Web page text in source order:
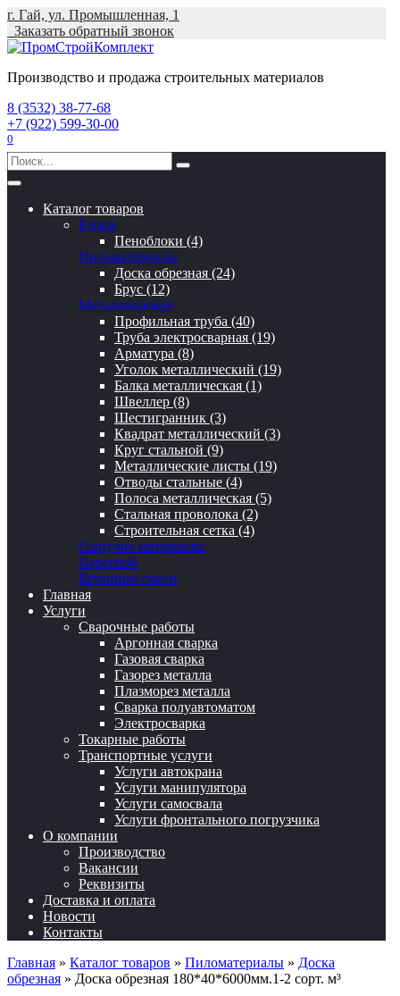
Перейти
содержанию
г. Гай, ул. Промышленная, 1
Заказать обратный звонок
Производство и продажа строительных материалов
8 (3532) 38-77-68
+7 (922) 599-30-00
0
Search
for:
Каталог товаров
Блоки
Пеноблоки (4)
Пиломатериалы
Доска обрезная (24)
Брус (12)
Металлопрокат
Профильная труба (40)
Труба электросварная (19)
Арматура (8)
Уголок металлический (19)
Балка металлическая (1)
Швеллер (8)
Шестигранник (3)
Квадрат металлический (3)
Круг стальной (9)
Металлические листы (19)
Отводы стальные (4)
Полоса металлическая (5)
Стальная проволока (2)
Строительная сетка (4)
Сыпучие материалы
Перегной
Бетонные смеси
Главная
Услуги
Сварочные работы
Аргонная сварка
Газовая сварка
Газорез металла
Плазморез металла
Сварка полуавтоматом
Электросварка
Токарные работы
Транспортные услуги
Услуги автокрана
Услуги манипулятора
Услуги самосвала
Услуги фронтального погрузчика
О компании
Производство
Вакансии
Реквизиты
Доставка и оплата
Новости
Контакты
Главная » Каталог товаров » Пиломатериалы » Доска
обрезная » Доска обрезная 180*40*6000мм.1-2 сорт. м³